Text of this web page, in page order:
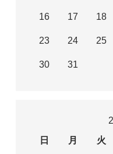
16 17 18
23 24 25
30 31
日
月 火